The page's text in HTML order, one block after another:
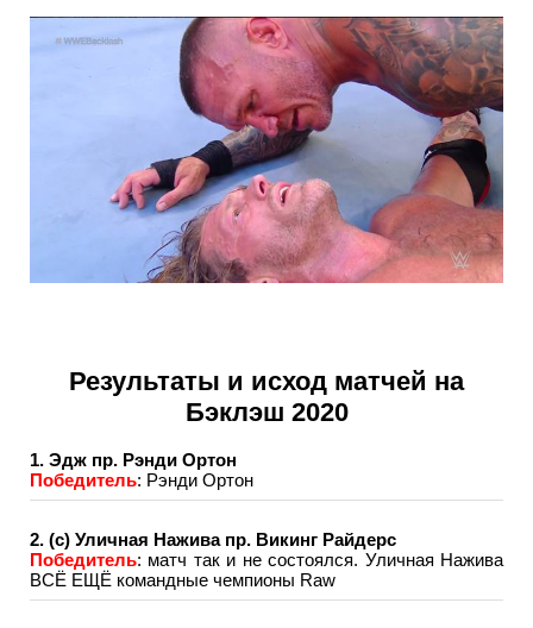
Результаты и исход матчей на
Бэклэш 2020
1. Эдж пр. Рэнди Ортон
Победитель: Рэнди Ортон
2. (с) Уличная Нажива пр. Викинг Райдерс
Победитель: матч так и не состоялся. Уличная Нажива
ВСЁ ЕЩЁ командные чемпионы Raw